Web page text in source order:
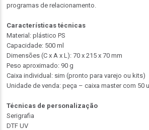
programas de relacionamento.
Características técnicas
Material: plástico PS
Capacidade: 500 ml
Dimensões (C x A x L): 70 x 215 x 70 mm
Peso aproximado: 90 g
Caixa individual: sim (pronto para varejo ou kits)
Unidade de venda: peça – caixa master com 50
Técnicas de personalização
Serigrafia
DTF UV